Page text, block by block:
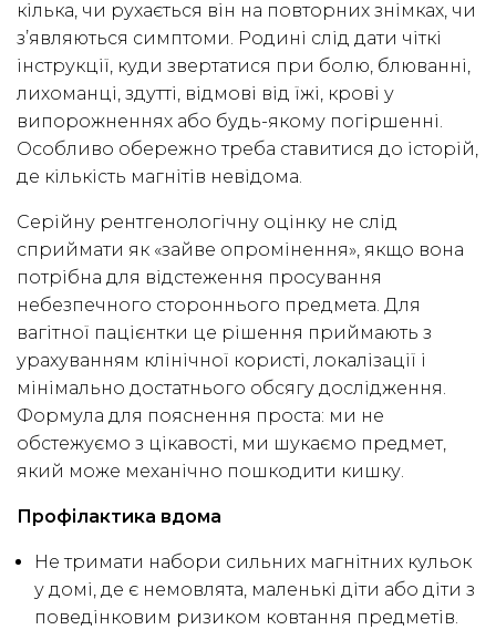
кілька, чи рухається він на повторних знімках, чи
з’являються симптоми. Родині слід дати чіткі
інструкції, куди звертатися при болю, блюванні,
лихоманці, здутті, відмові від їжі, крові у
випорожненнях або будь-якому погіршенні.
Особливо обережно треба ставитися до історій,
де кількість магнітів невідома.
Серійну рентгенологічну оцінку не слід
сприймати як «зайве опромінення», якщо вона
потрібна для відстеження просування
небезпечного стороннього предмета. Для
вагітної пацієнтки це рішення приймають з
урахуванням клінічної користі, локалізації і
мінімально достатнього обсягу дослідження.
Формула для пояснення проста: ми не
обстежуємо з цікавості, ми шукаємо предмет,
який може механічно пошкодити кишку.
Профілактика вдома
Не тримати набори сильних магнітних кульок
у домі, де є немовлята, маленькі діти або діти з
поведінковим ризиком ковтання предметів.